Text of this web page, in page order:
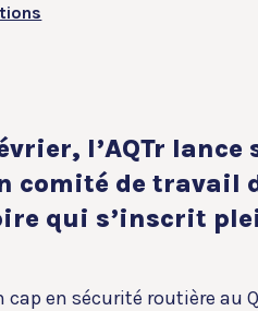
l’AQTr
comité de travail
qui s’inscrit
en sécurité routière au